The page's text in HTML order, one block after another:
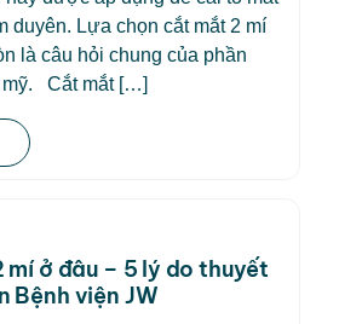
duyên. Lựa chọn cắt mắt 2 mí
là câu hỏi chung của phần
mỹ. Cắt mắt […]
mí ở đâu – 5 lý do thuyết
Bệnh viện JW